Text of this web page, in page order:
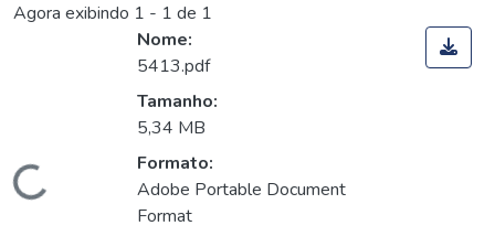
Agora exibindo 1 - 1 de 1
Carregando...
Nome:
5413.pdf
Tamanho:
5,34 MB
Formato:
Adobe Portable Document
Format